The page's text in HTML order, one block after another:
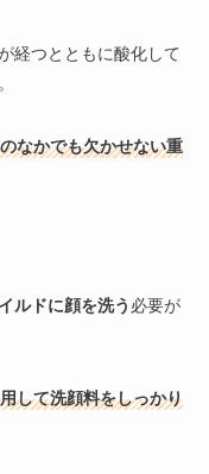
経つとともに酸化して
なかでも欠かせない重
ルドに顔を洗う 必要が
して洗顔料をしっかり